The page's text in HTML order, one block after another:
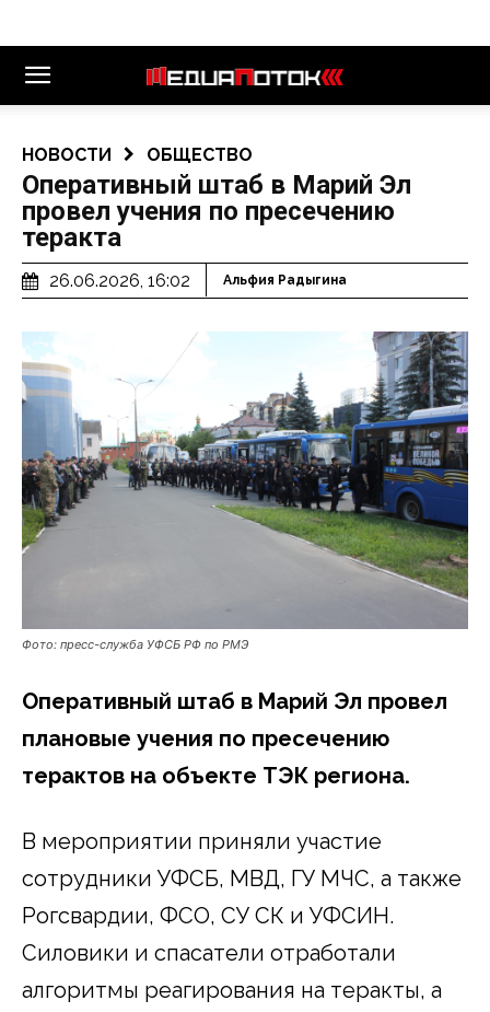
НОВОСТИ ОБЩЕСТВО
Оперативный штаб в Марий Эл
провел учения по пресечению
теракта
26.06.2026, 16:02 Альфия Радыгина
Фото: пресс-служба УФСБ РФ по РМЭ
Оперативный штаб в Марий Эл провел
плановые учения по пресечению
терактов на объекте ТЭК региона.
В мероприятии приняли участие
сотрудники УФСБ, МВД, ГУ МЧС, а также
Рогсвардии, ФСО, СУ СК и УФСИН.
Силовики и спасатели отработали
алгоритмы реагирования на теракты, а